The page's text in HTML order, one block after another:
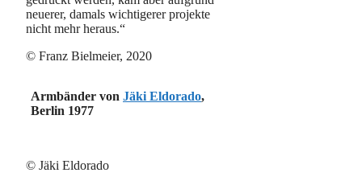
neuerer, damals wichtigerer projekte
nicht mehr heraus.“
© Franz Bielmeier, 2020
Armbänder von Jäki Eldorado,
Berlin 1977
© Jäki Eldorado